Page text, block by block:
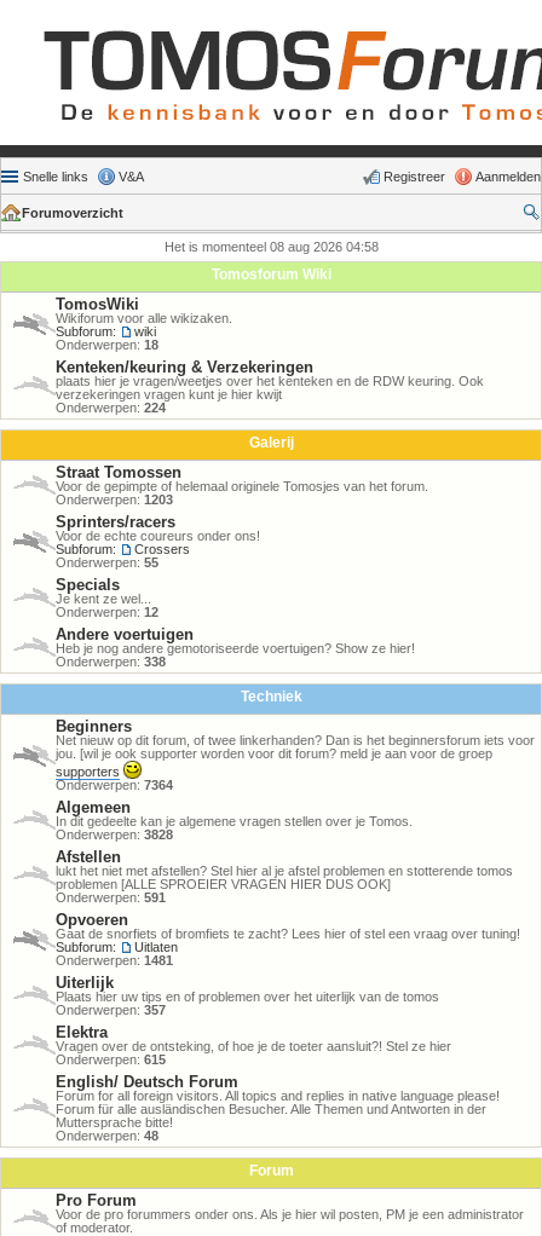
Snelle links V&A Aanmelden
Registreer
Forumoverzicht
Het is momenteel 08 aug 2026 04:58
Tomosforum Wiki
TomosWiki
Wikiforum voor alle wikizaken.
Subforum:
wiki
Onderwerpen: 18
Kenteken/keuring & Verzekeringen
plaats hier je vragen/weetjes over het kenteken en de RDW keuring. Ook
verzekeringen vragen kunt je hier kwijt
Onderwerpen: 224
Galerij
Straat Tomossen
Voor de gepimpte of helemaal originele Tomosjes van het forum.
Onderwerpen: 1203
Sprinters/racers
Voor de echte coureurs onder ons!
Subforum:
Crossers
Onderwerpen: 55
Specials
Je kent ze wel...
Onderwerpen: 12
Andere voertuigen
Heb je nog andere gemotoriseerde voertuigen? Show ze hier!
Onderwerpen: 338
Techniek
Beginners
Net nieuw op dit forum, of twee linkerhanden? Dan is het beginnersforum iets voor
jou. [wil je ook supporter worden voor dit forum? meld je aan voor de groep
supporters
Onderwerpen: 7364
Algemeen
In dit gedeelte kan je algemene vragen stellen over je Tomos.
Onderwerpen: 3828
Afstellen
lukt het niet met afstellen? Stel hier al je afstel problemen en stotterende tomos
problemen [ALLE SPROEIER VRAGEN HIER DUS OOK]
Onderwerpen: 591
Opvoeren
Gaat de snorfiets of bromfiets te zacht? Lees hier of stel een vraag over tuning!
Subforum:
Uitlaten
Onderwerpen: 1481
Uiterlijk
Plaats hier uw tips en of problemen over het uiterlijk van de tomos
Onderwerpen: 357
Elektra
Vragen over de ontsteking, of hoe je de toeter aansluit?! Stel ze hier
Onderwerpen: 615
English/ Deutsch Forum
Forum for all foreign visitors. All topics and replies in native language please!
Forum für alle ausländischen Besucher. Alle Themen und Antworten in der
Muttersprache bitte!
Onderwerpen: 48
Forum
Pro Forum
Voor de pro forummers onder ons. Als je hier wil posten, PM je een administrator
of moderator.